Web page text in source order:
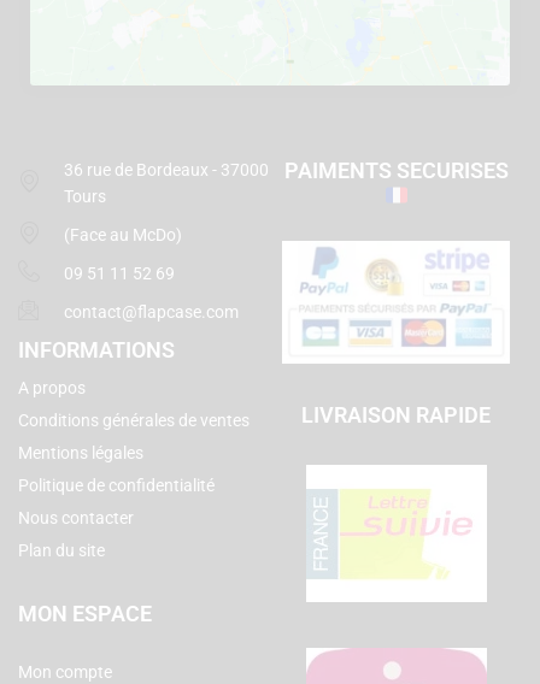
36 rue de Bordeaux - 37000
Tours
(Face au McDo)
09 51 11 52 69
contact@flapcase.com
INFORMATIONS
A propos
Conditions générales de ventes
Mentions légales
Politique de confidentialité
Nous contacter
Plan du site
MON ESPACE
Mon compte
PAIMENTS SECURISES
LIVRAISON RAPIDE